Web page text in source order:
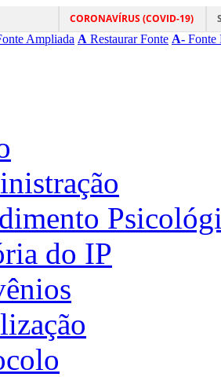
CORONAVÍRUS (COVID-19)
Ampliada A Restaurar Fonte A- Fonte
do IP